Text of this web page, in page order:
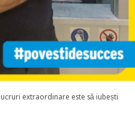
extraordinare este să iubești